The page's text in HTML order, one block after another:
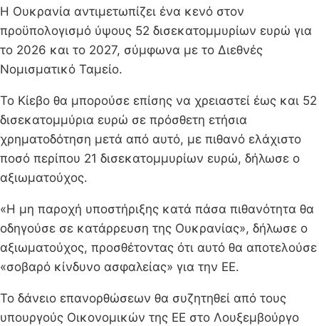
Η Ουκρανία αντιμετωπίζει ένα κενό στον
προϋπολογισμό ύψους 52 δισεκατομμυρίων ευρώ για
το 2026 και το 2027, σύμφωνα με το Διεθνές
Νομισματικό Ταμείο.
Το Κίεβο θα μπορούσε επίσης να χρειαστεί έως και 52
δισεκατομμύρια ευρώ σε πρόσθετη ετήσια
χρηματοδότηση μετά από αυτό, με πιθανό ελάχιστο
ποσό περίπου 21 δισεκατομμυρίων ευρώ, δήλωσε ο
αξιωματούχος.
«Η μη παροχή υποστήριξης κατά πάσα πιθανότητα θα
οδηγούσε σε κατάρρευση της Ουκρανίας», δήλωσε ο
αξιωματούχος, προσθέτοντας ότι αυτό θα αποτελούσε
«σοβαρό κίνδυνο ασφαλείας» για την ΕΕ.
Το δάνειο επανορθώσεων θα συζητηθεί από τους
υπουργούς Οικονομικών της ΕΕ στο Λουξεμβούργο